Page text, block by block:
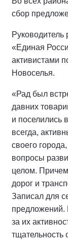
сбор
Руководитель
«Единая
активистами
Новоселья.
«Рад был
давних
и поселились
всегда,
своего
вопросы
целом.
дорог и
Записал для
предложений.
за их
тщательность